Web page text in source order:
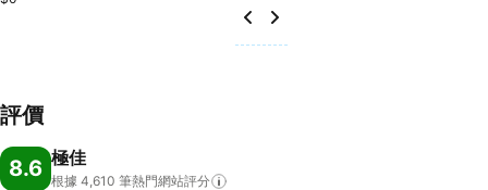
評價
8.6 極佳
根據 4,610 筆熱門網站評分